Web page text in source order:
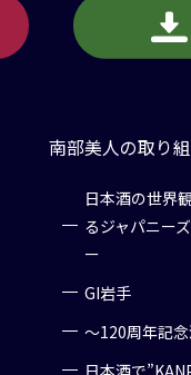
南部美人の取り
日本酒の世界
るジャパニー
ー
GI岩手
～120周年記